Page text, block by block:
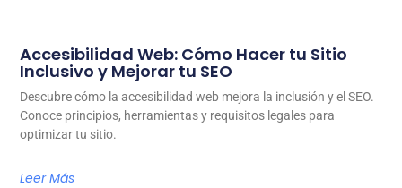
Accesibilidad Web: Cómo Hacer tu Sitio
Inclusivo y Mejorar tu SEO
Descubre cómo la accesibilidad web mejora la inclusión y el SEO.
Conoce principios, herramientas y requisitos legales para
optimizar tu sitio.
Leer Más